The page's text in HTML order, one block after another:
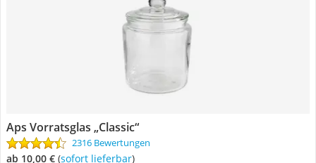
Aps Vorratsglas „Classic“
2316 Bewertungen
ab 10,00 € ( Sofort lieferbar)